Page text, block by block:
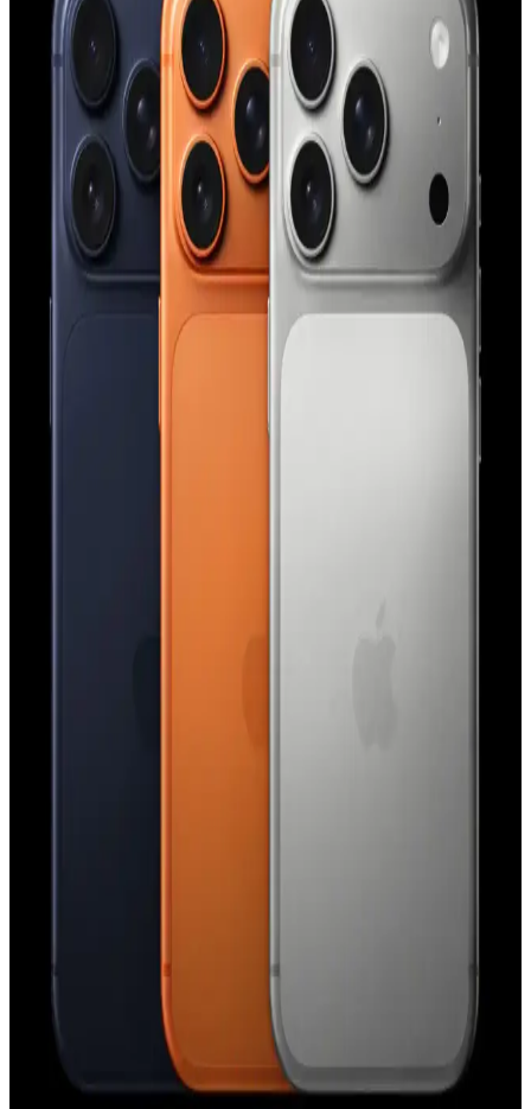
Apple iPhone 11 Pro Max için şık ve dayanıklı TPU
malzemeden koruyucu kılıf
Şeffaf ve renkli tasarımıyla dikkat çeken Case 4U Omega Kapak,
dayanıklı TPU malzemeden üretilmiş olup, telefonunuzu estetik ve
fonksiyonellik açısından üstün seviyede korur.
iPhone Saat Uygulamasında Tıklama ve Süpürme
Hareketlerinin Güç Modlarına Göre Değişimi
iPhone saat uygulamasında saat ibrelerinin hareketi, düşük güç
modu aktifken tıklama, normal modda süpürme şeklinde gerçekleşir.
Bu değişim ekran yenileme hızı ve pil tasarrufu ile ilişkilidir.
Apple'ın Experience Etkinliği: M5 İşlemcili
MacBook, iPhone 17E ve Yeni Kontrol Teknolojileri
Apple'ın Experience etkinliği, M5 işlemcili yeni MacBook
arayüzler gibi yenilikleri tanıtacak. Etkinlik, Apple teknolojilerinde
özelliği yalnızca AirTag 2 ile uyumludur. Orijinal AirTag, yeni U2
çipi ve kamera eksikliği nedeniyle desteklenmemektedir.
iPhone 17 Pro Kullanıcı Deneyimi ve Android'e Geri
Dönüş Nedenleri Üzerine Analiz